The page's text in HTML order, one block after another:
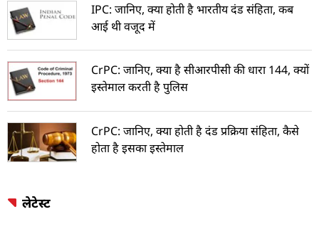
IPC: जानिए, क्या होती है भारतीय दंड संहिता, कब
आई थी वजूद में
CrPC: जानिए, क्या है सीआरपीसी की धारा 144, क्यों
इस्तेमाल करती है पुलिस
CrPC: जानिए, क्या होती है दंड प्रक्रिया संहिता, कैसे
होता है इसका इस्तेमाल
लेटेस्ट